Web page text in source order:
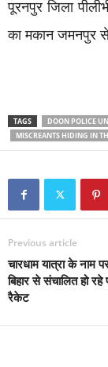
पूरनपुर जिला
का मकान जमनपुर
TAGS DOON POLICE
MISCREANTS HIDING IN
Previous article
चारधाम यात्रा के नाम
बिहार से संचालित हो रहे
रैकेट